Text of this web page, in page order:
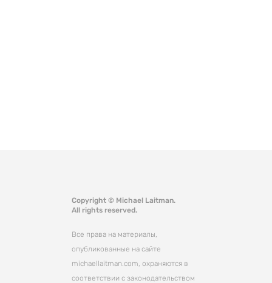
Copyright © Michael Laitman.
All rights reserved.
Все права на материалы,
опубликованные на сайте
michaellaitman.com, охраняются в
соответствии с законодательством